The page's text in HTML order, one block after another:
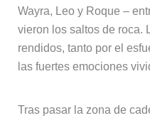
Wayra, Leo y Roque –
vieron los saltos de roca.
rendidos, tanto por el
las fuertes emociones
Tras pasar la zona de